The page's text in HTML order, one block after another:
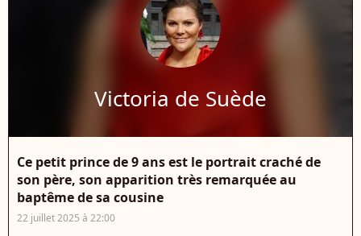
Victoria de Suède
Ce petit prince de 9 ans est le portrait craché de
son père, son apparition très remarquée au
baptême de sa cousine
22 juillet 2025 à 22:00